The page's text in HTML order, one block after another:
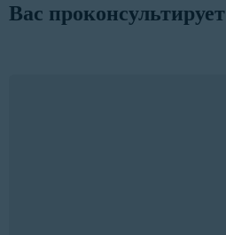
Вас проконсультирует